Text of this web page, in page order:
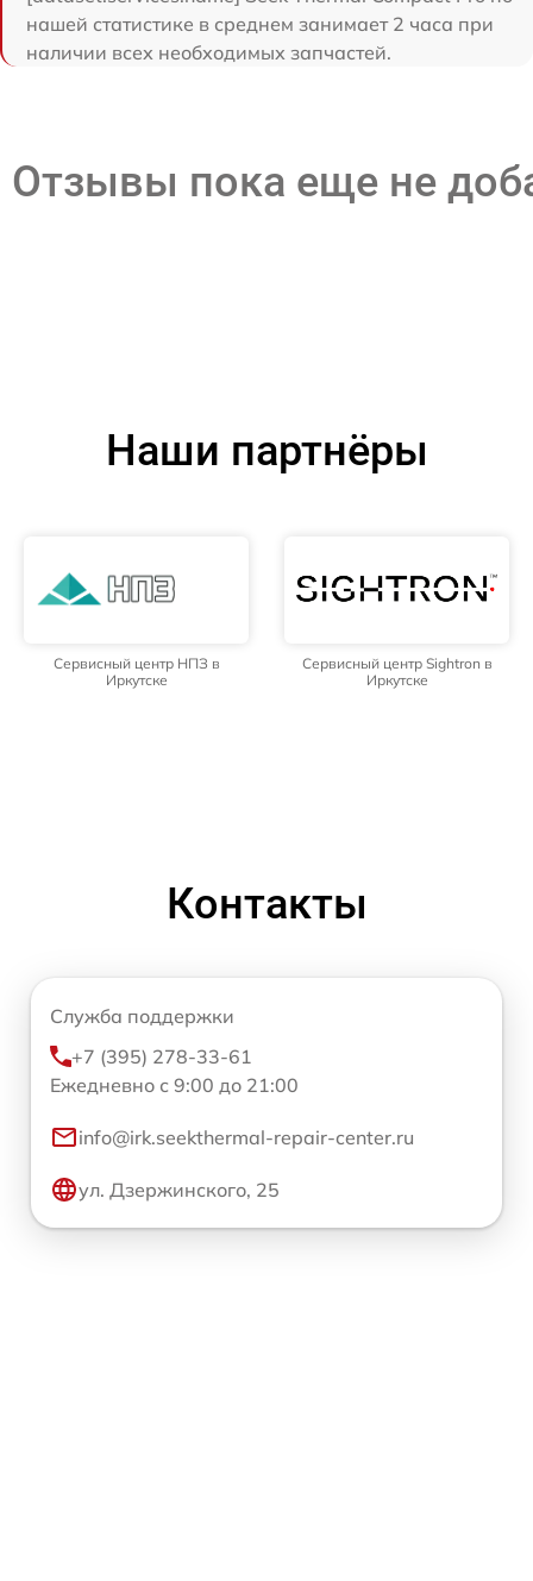
нашей статистике в среднем занимает 2 часа при
наличии всех необходимых запчастей.
Отзывы пока еще не
Наши партнёры
Сервисный центр НПЗ в
Иркутске
Сервисный центр Sightron в
Иркутске
Контакты
Служба поддержки
+7 (395) 278-33-61
Ежедневно с 9:00 до 21:00
info@irk.seekthermal-repair-center.ru
ул. Дзержинского, 25